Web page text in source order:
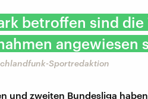
betroffen sind die
angewiesen
Sportredaktion
und zweiten Bundesliga